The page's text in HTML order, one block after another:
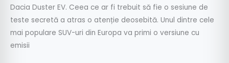
Dacia Duster EV. Ceea ce ar fi trebuit să fie o sesiune de
teste secretă a atras o atenție deosebită. Unul dintre cele
mai populare SUV-uri din Europa va primi o versiune cu
emisii